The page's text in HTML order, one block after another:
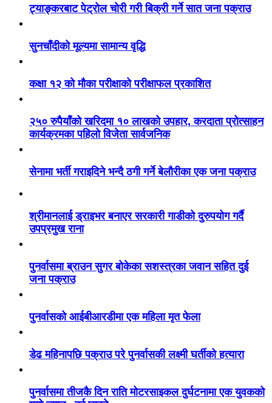
ट्याङ्करबाट पेट्रोल चोरी गरी बिक्री गर्ने सात जना पक्राउ
सुनचाँदीको मूल्यमा सामान्य वृद्धि
कक्षा १२ को मौका परीक्षाको परीक्षाफल प्रकाशित
२५० रुपैयाँको खरिदमा १० लाखको उपहार, करदाता प्रोत्साहन
कार्यक्रमका पहिलो विजेता सार्वजनिक
सेनामा भर्ती गराइदिने भन्दै ठगी गर्ने बेलौरीका एक जना पक्राउ
श्रीमानलाई ड्राइभर बनाएर सरकारी गाडीको दुरुपयोग गर्दै
उपप्रमुख राना
पुनर्वासमा ब्राउन सुगर बोकेका सशस्त्रका जवान सहित दुई
जना पक्राउ
पुनर्वासको आईबीआरडीमा एक महिला मृत फेला
डेढ महिनापछि पक्राउ परे पुनर्वासकी लक्ष्मी घर्तीको हत्यारा
पुनर्वासमा तीजकै दिन राति मोटरसाइकल दुर्घटनामा एक युवकको